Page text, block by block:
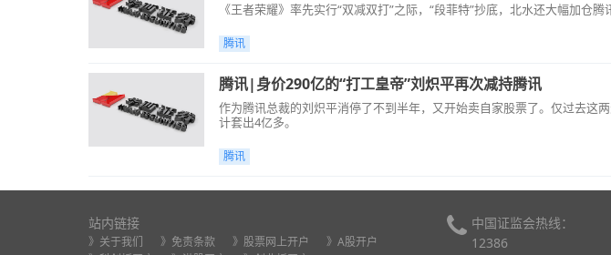
《王者荣耀》率先实行“双减双打”之际，“段菲特”抄底，北水还大幅加仓腾
腾讯
腾讯|身价290亿的“打工皇帝”刘炽平再次减持腾讯
作为腾讯总裁的刘炽平消停了不到半年，又开始卖自家股票了。仅过去这
计套出4亿多。
腾讯
站内链接
》关于我们 》免责条款 》股票网上开户
》A股开户
中国证监会热线：
12386